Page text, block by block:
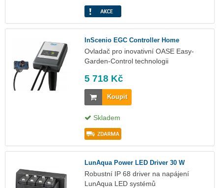
InScenio EGC Controller Home
Ovladač pro inovativní OASE Easy-
Garden-Control technologii
5 718 Kč
Koupit
Skladem
LunAqua Power LED Driver 30 W
Robustní IP 68 driver na napájení
LunAqua LED systémů